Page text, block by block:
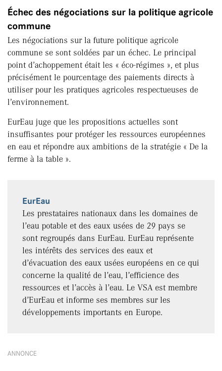
Échec des négociations sur la politique agricole
commune
Les négociations sur la future politique agricole
commune se sont soldées par un échec. Le principal
point d’achoppement était les « éco-régimes », et plus
précisément le pourcentage des paiements directs à
utiliser pour les pratiques agricoles respectueuses de
l’environnement.
EurEau juge que les propositions actuelles sont
insuffisantes pour protéger les ressources européennes
en eau et répondre aux ambitions de la stratégie « De la
ferme à la table ».
EurEau
Les prestataires nationaux dans les domaines de
l’eau potable et des eaux usées de 29 pays se
sont regroupés dans EurEau. EurEau représente
les intérêts des services des eaux et
d’évacuation des eaux usées européens en ce qui
concerne la qualité de l’eau, l’efficience des
ressources et l’accès à l’eau. Le VSA est membre
d’EurEau et informe ses membres sur les
développements importants en Europe.
ANNONCE